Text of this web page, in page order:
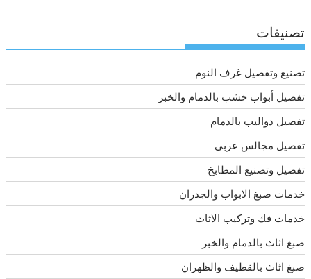
تصنيفات
تصنيع وتفصيل غرف النوم
تفصيل أبواب خشب بالدمام والخبر
تفصيل دواليب بالدمام
تفصيل مجالس عربى
تفصيل وتصنيع المطابخ
خدمات صبغ الابواب والجدران
خدمات فك وتركيب الاثاث
صبغ اثاث بالدمام والخبر
صبغ اثاث بالقطيف والظهران